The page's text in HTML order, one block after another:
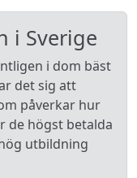
i Sverige
i dom bäst
det sig att
påverkar hur
de högst betalda
utbildning